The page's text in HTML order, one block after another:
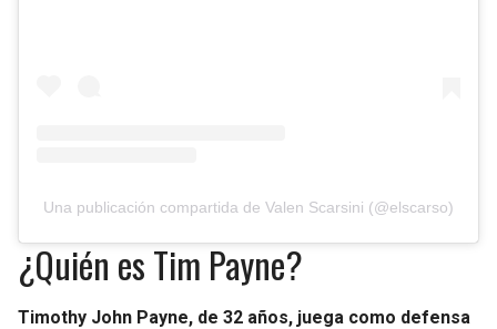
Una publicación compartida de Valen Scarsini (@elscarso)
¿Quién es Tim Payne?
Timothy John Payne, de 32 años, juega como defensa